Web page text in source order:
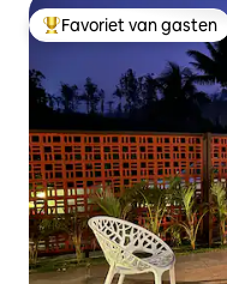
Topfavoriet van gasten
Favoriet van gasten